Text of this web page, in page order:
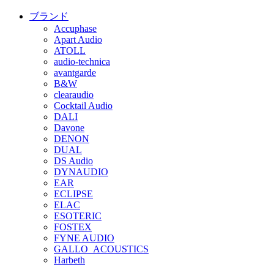
ブランド
Accuphase
Apart Audio
ATOLL
audio-technica
avantgarde
B&W
clearaudio
Cocktail Audio
DALI
Davone
DENON
DUAL
DS Audio
DYNAUDIO
EAR
ECLIPSE
ELAC
ESOTERIC
FOSTEX
FYNE AUDIO
GALLO_ACOUSTICS
Harbeth